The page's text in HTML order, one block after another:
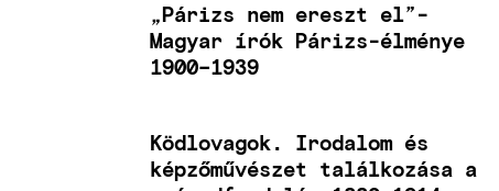
„Párizs nem ereszt el”-
Magyar írók Párizs-élménye
1900–1939
Ködlovagok. Irodalom és
képzőművészet találkozása a